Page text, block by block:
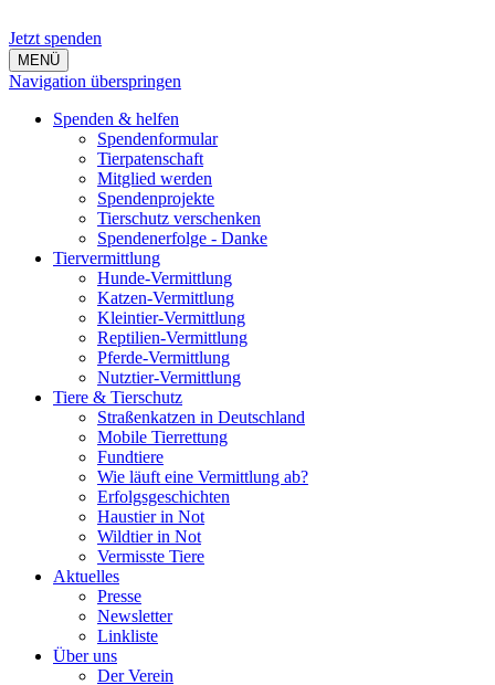
Jetzt spenden
MENÜ
Navigation überspringen
Spenden & helfen
Spendenformular
Tierpatenschaft
Mitglied werden
Spendenprojekte
Tierschutz verschenken
Spendenerfolge - Danke
Tiervermittlung
Hunde-Vermittlung
Katzen-Vermittlung
Kleintier-Vermittlung
Reptilien-Vermittlung
Pferde-Vermittlung
Nutztier-Vermittlung
Tiere & Tierschutz
Straßenkatzen in Deutschland
Mobile Tierrettung
Fundtiere
Wie läuft eine Vermittlung ab?
Erfolgsgeschichten
Haustier in Not
Wildtier in Not
Vermisste Tiere
Aktuelles
Presse
Newsletter
Linkliste
Über uns
Der Verein